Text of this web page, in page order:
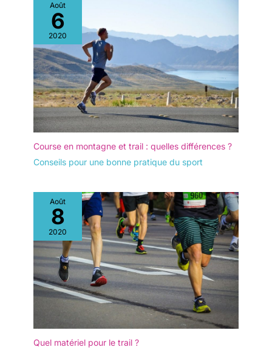
Août
6
2020
Course en montagne et trail : quelles différences ?
Conseils pour une bonne pratique du sport
Août
8
2020
Quel matériel pour le trail ?